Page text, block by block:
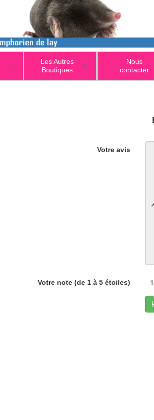
+ +
Les Autres
Boutiques
Nous
contacter
Votre avis
Votre note (de 1 à 5 étoiles) 1